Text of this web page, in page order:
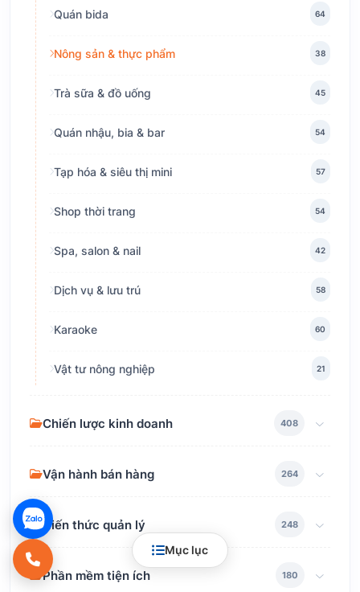
Mục lục
Quán bida 64
Nông sản & thực phẩm 38
Trà sữa & đồ uống 45
Quán nhậu, bia & bar 54
Tạp hóa & siêu thị mini 57
Shop thời trang 54
Spa, salon & nail 42
Dịch vụ & lưu trú 58
Karaoke 60
Vật tư nông nghiệp 21
Chiến lược kinh doanh 408
Vận hành bán hàng 264
Kiến thức quản lý 248
Phần mềm tiện ích 180